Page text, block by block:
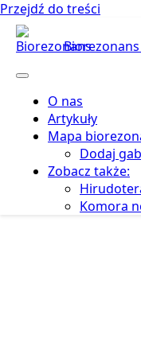
Przejdź do treści
Biorezonans
O nas
Artykuły
Mapa
Dodaj
Zobacz także:
Komora